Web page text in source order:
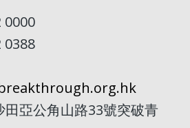
0000
0388
亞公角山路33號突破青